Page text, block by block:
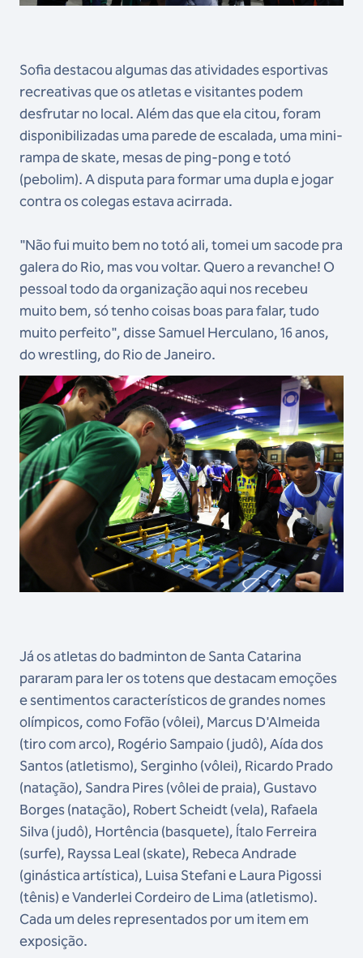
Sofia destacou algumas das atividades esportivas
recreativas que os atletas e visitantes podem
desfrutar no local. Além das que ela citou, foram
disponibilizadas uma parede de escalada, uma mini-
rampa de skate, mesas de ping-pong e totó
(pebolim). A disputa para formar uma dupla e jogar
contra os colegas estava acirrada.
"Não fui muito bem no totó ali, tomei um sacode pra
galera do Rio, mas vou voltar. Quero a revanche! O
pessoal todo da organização aqui nos recebeu
muito bem, só tenho coisas boas para falar, tudo
muito perfeito", disse Samuel Herculano, 16 anos,
do wrestling, do Rio de Janeiro.
Já os atletas do badminton de Santa Catarina
pararam para ler os totens que destacam emoções
e sentimentos característicos de grandes nomes
olímpicos, como Fofão (vôlei), Marcus D'Almeida
(tiro com arco), Rogério Sampaio (judô), Aída dos
Santos (atletismo), Serginho (vôlei), Ricardo Prado
(natação), Sandra Pires (vôlei de praia), Gustavo
Borges (natação), Robert Scheidt (vela), Rafaela
Silva (judô), Hortência (basquete), Ítalo Ferreira
(surfe), Rayssa Leal (skate), Rebeca Andrade
(ginástica artística), Luisa Stefani e Laura Pigossi
(tênis) e Vanderlei Cordeiro de Lima (atletismo).
Cada um deles representados por um item em
exposição.